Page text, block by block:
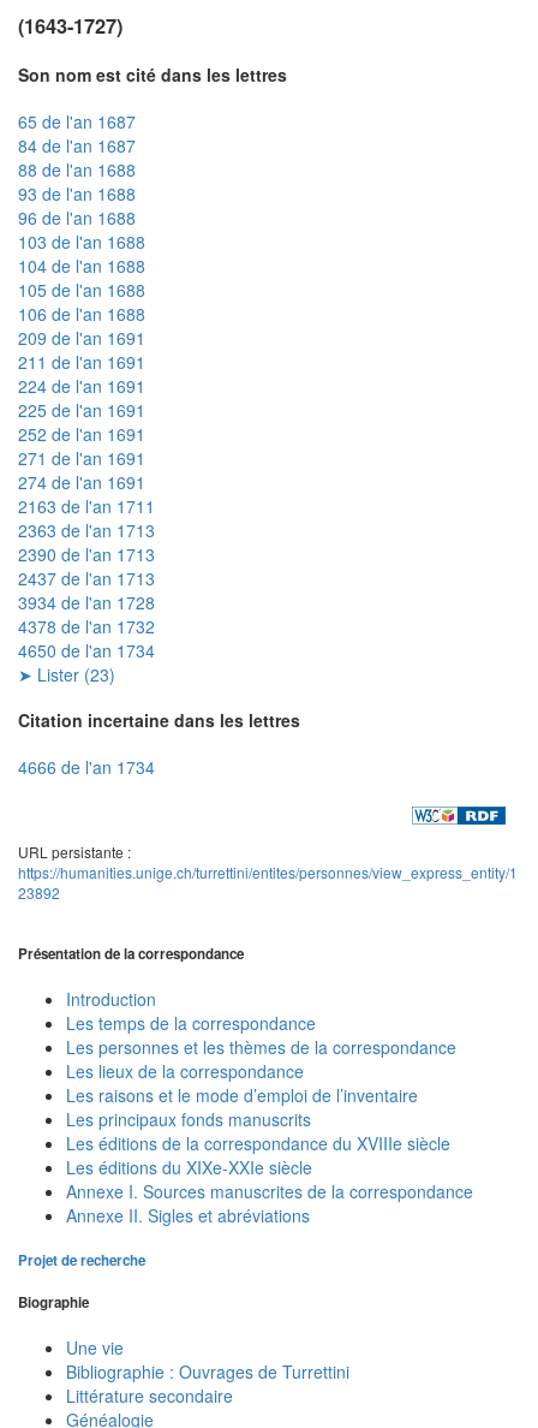
(1643-1727)
Son nom est cité dans les lettres
65 de l'an 1687
84 de l'an 1687
88 de l'an 1688
93 de l'an 1688
96 de l'an 1688
103 de l'an 1688
104 de l'an 1688
105 de l'an 1688
106 de l'an 1688
209 de l'an 1691
211 de l'an 1691
224 de l'an 1691
225 de l'an 1691
252 de l'an 1691
271 de l'an 1691
274 de l'an 1691
2163 de l'an 1711
2363 de l'an 1713
2390 de l'an 1713
2437 de l'an 1713
3934 de l'an 1728
4378 de l'an 1732
4650 de l'an 1734
➤ Lister (23)
Citation incertaine dans les lettres
4666 de l'an 1734
URL persistante :
https://humanities.unige.ch/turrettini/entites/personnes/view_express_entity/1
23892
Présentation de la correspondance
Introduction
Les temps de la correspondance
Les personnes et les thèmes de la correspondance
Les lieux de la correspondance
Les raisons et le mode d’emploi de l’inventaire
Les principaux fonds manuscrits
Les éditions de la correspondance du XVIIIe siècle
Les éditions du XIXe-XXIe siècle
Annexe I. Sources manuscrites de la correspondance
Annexe II. Sigles et abréviations
Projet de recherche
Biographie
Une vie
Bibliographie : Ouvrages de Turrettini
Littérature secondaire
Généalogie